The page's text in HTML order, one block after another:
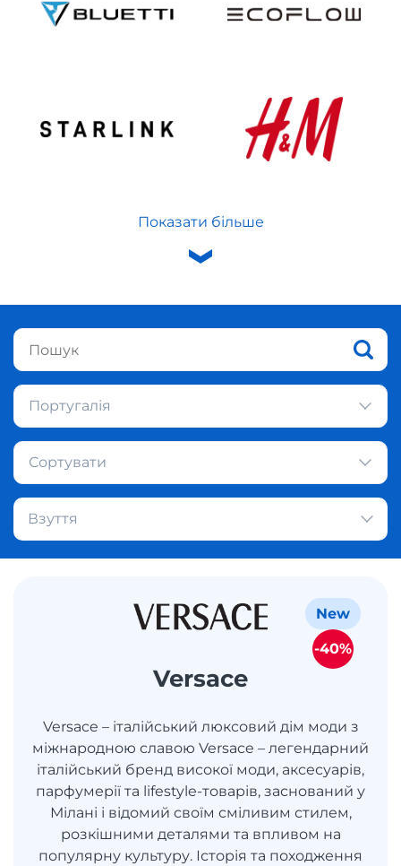
Показати більше
Португалія
Сортувати
Взуття
Versace
Versace – італійський люксовий дім моди з
міжнародною славою Versace – легендарний
італійський бренд високої моди, аксесуарів,
парфумерії та lifestyle-товарів, заснований у
Мілані і відомий своїм сміливим стилем,
розкішними деталями та впливом на
популярну культуру. Історія та походження
New
-40%